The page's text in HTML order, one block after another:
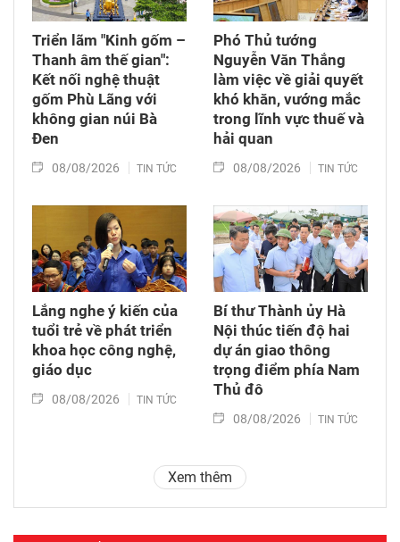
Triển lãm "Kinh gốm –
Thanh âm thế gian":
Kết nối nghệ thuật
gốm Phù Lãng với
không gian núi Bà
Đen
08/08/2026 TIN TỨC
Phó Thủ tướng
Nguyễn Văn Thắng
làm việc về giải quyết
khó khăn, vướng mắc
trong lĩnh vực thuế và
hải quan
08/08/2026 TIN TỨC
Lắng nghe ý kiến của
tuổi trẻ về phát triển
khoa học công nghệ,
giáo dục
08/08/2026 TIN TỨC
Bí thư Thành ủy Hà
Nội thúc tiến độ hai
dự án giao thông
trọng điểm phía Nam
Thủ đô
08/08/2026 TIN TỨC
Xem thêm